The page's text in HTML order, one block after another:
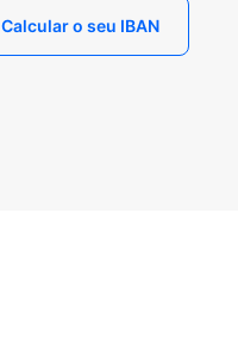
Calcular o seu IBAN